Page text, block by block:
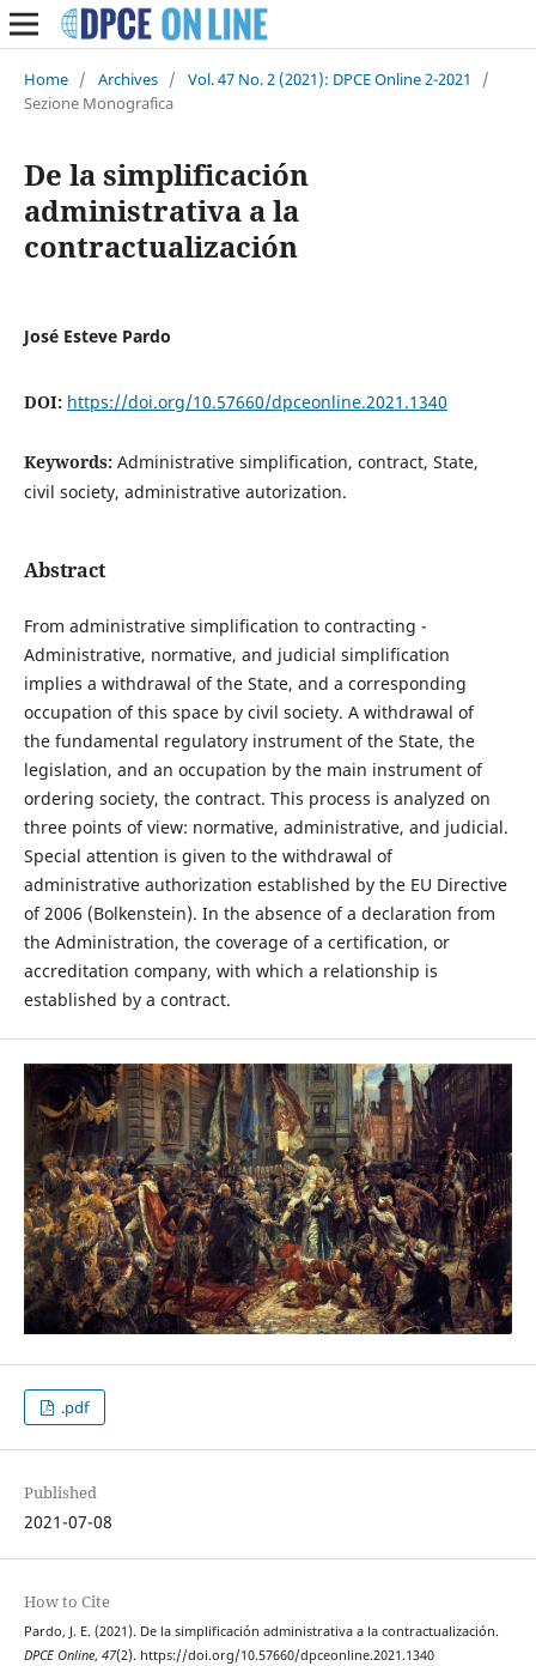
Home / Archives / Vol. 47 No. 2 (2021): DPCE Online 2-2021
/
Sezione Monografica
De la simplificación
administrativa a la
contractualización
José Esteve Pardo
DOI: https://doi.org/10.57660/dpceonline.2021.1340
Keywords: Administrative simplification, contract, State,
civil society, administrative autorization.
Abstract
From administrative simplification to contracting -
Administrative, normative, and judicial simplification
implies a withdrawal of the State, and a corresponding
occupation of this space by civil society. A withdrawal of
the fundamental regulatory instrument of the State, the
legislation, and an occupation by the main instrument of
ordering society, the contract. This process is analyzed on
three points of view: normative, administrative, and judicial.
Special attention is given to the withdrawal of
administrative authorization established by the EU Directive
of 2006 (Bolkenstein). In the absence of a declaration from
the Administration, the coverage of a certification, or
accreditation company, with which a relationship is
established by a contract.
.pdf
Published
2021-07-08
How to Cite
Pardo, J. E. (2021). De la simplificación administrativa a la contractualización.
DPCE Online, 47(2). https://doi.org/10.57660/dpceonline.2021.1340